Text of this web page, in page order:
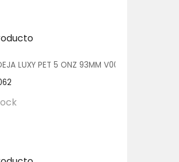
LUXY PET 5 ONZ 93MM V00600 1/540